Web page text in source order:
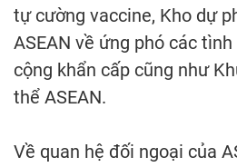
tự cường vaccine, Kho dự
ASEAN về ứng phó các
cộng khẩn cấp cũng như
thể ASEAN.
Về quan hệ đối ngoại của